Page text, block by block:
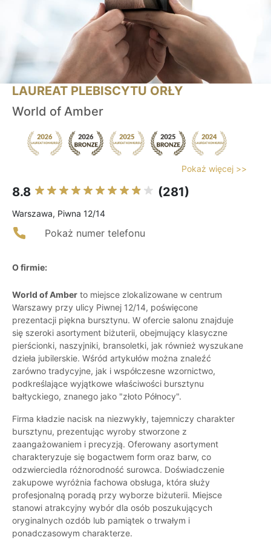
LAUREAT PLEBISCYTU ORŁY
World of Amber
Pokaż więcej >>
8.8 (281)
Warszawa, Piwna 12/14
Pokaż numer telefonu
O firmie:
World of Amber to miejsce zlokalizowane w centrum
Warszawy przy ulicy Piwnej 12/14, poświęcone
prezentacji piękna bursztynu. W ofercie salonu znajduje
się szeroki asortyment biżuterii, obejmujący klasyczne
pierścionki, naszyjniki, bransoletki, jak również wyszukane
dzieła jubilerskie. Wśród artykułów można znaleźć
zarówno tradycyjne, jak i współczesne wzornictwo,
podkreślające wyjątkowe właściwości bursztynu
bałtyckiego, znanego jako "złoto Północy".
Firma kładzie nacisk na niezwykły, tajemniczy charakter
bursztynu, prezentując wyroby stworzone z
zaangażowaniem i precyzją. Oferowany asortyment
charakteryzuje się bogactwem form oraz barw, co
odzwierciedla różnorodność surowca. Doświadczenie
zakupowe wyróżnia fachowa obsługa, która służy
profesjonalną poradą przy wyborze biżuterii. Miejsce
stanowi atrakcyjny wybór dla osób poszukujących
oryginalnych ozdób lub pamiątek o trwałym i
ponadczasowym charakterze.